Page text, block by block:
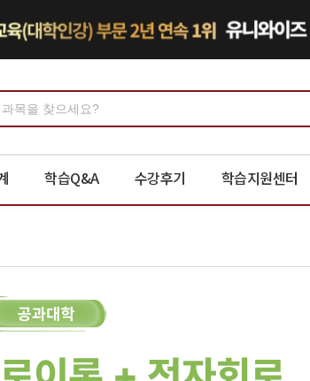
학습Q&A 수강후기 학습지원센터